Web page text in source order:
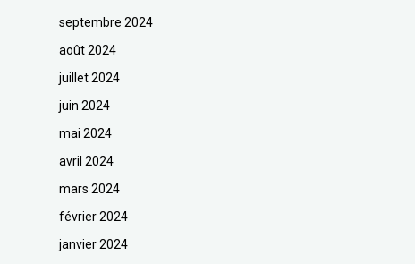
septembre 2024
août 2024
juillet 2024
juin 2024
mai 2024
avril 2024
mars 2024
février 2024
janvier 2024